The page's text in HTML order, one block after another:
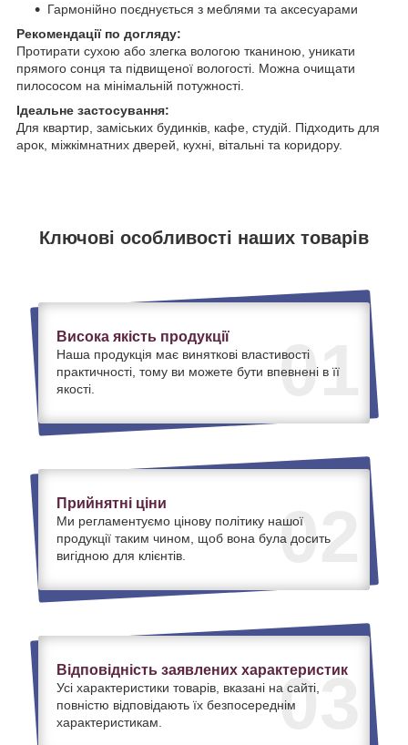
Гармонійно поєднується з меблями та аксесуарами
Рекомендації по догляду:
Протирати сухою або злегка вологою тканиною, уникати
прямого сонця та підвищеної вологості. Можна очищати
пилососом на мінімальній потужності.
Ідеальне застосування:
Для квартир, заміських будинків, кафе, студій. Підходить для
арок, міжкімнатних дверей, кухні, вітальні та коридору.
Ключові особливості наших товарів
01
Висока якість продукції
Наша продукція має виняткові властивості
практичності, тому ви можете бути впевнені в її
якості.
02
Прийнятні ціни
Ми регламентуємо цінову політику нашої
продукції таким чином, щоб вона була досить
вигідною для клієнтів.
03
Відповідність заявлених характеристик
Усі характеристики товарів, вказані на сайті,
повністю відповідають їх безпосереднім
характеристикам.